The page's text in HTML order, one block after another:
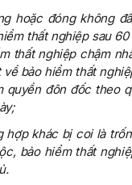
hoặc đóng không
thất nghiệp sau
thất nghiệp chậm
về bảo hiểm thất
quyền đôn đốc theo
hợp khác bị coi là
bảo hiểm thất